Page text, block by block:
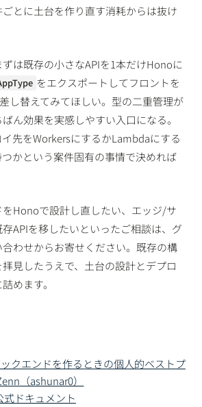
とに土台を作り直す消耗からは抜け
は既存の小さなAPIを1本だけHonoに
をエクスポートしてフロントを
し替えてみてほしい。型の二重管理が
ん効果を実感しやすい入口になる。
先をWorkersにするかLambdaにする
かという案件固有の事情で決めれば
Honoで設計し直したい、エッジ/サ
APIを移したいといったご相談は、グ
わせからお寄せください。既存の構
見したうえで、土台の設計とデプロ
めます。
クエンドを作るときの個人的ベストプ
（ashunar0）
式ドキュメント